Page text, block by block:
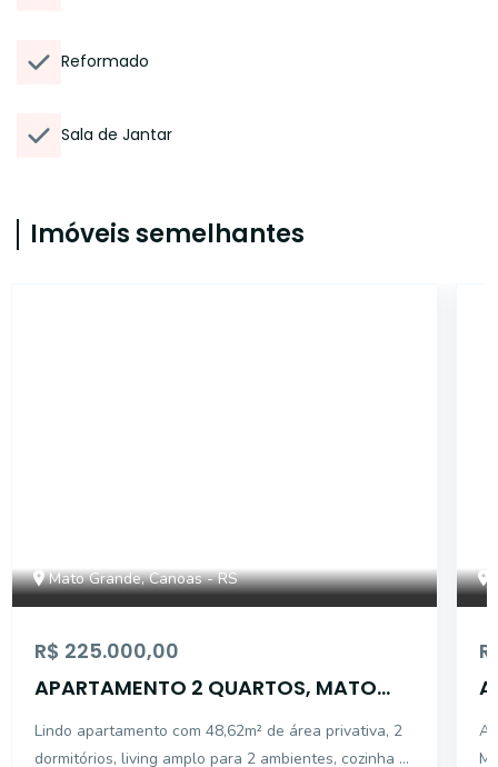
Reformado
Sala de Jantar
Imóveis semelhantes
Mato Grande, Canoas - RS
R$ 225.000,00
APARTAMENTO 2 QUARTOS, MATO
Lindo apartamento com 48,62m² de área privativa, 2
dormitórios, living amplo para 2 ambientes, cozinha e